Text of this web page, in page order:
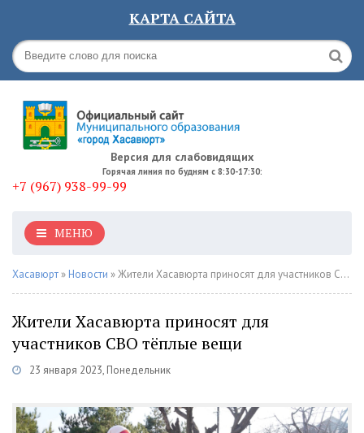
КАРТА САЙТА
Версия для слабовидящих
Горячая линия по будням с 8:30-17:30:
+7 (967) 938-99-99
МЕНЮ
Хасавюрт » Новости » Жители Хасавюрта приносят для участников СВО тёплые вещи
Жители Хасавюрта приносят для
участников СВО тёплые вещи
23 января 2023, Понедельник